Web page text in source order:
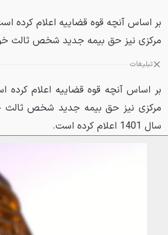
مرکزی نیز حق بیمه جدید شخص ثالث خودروها در
تبلیغات
سال 1401 اعلام کرده است.